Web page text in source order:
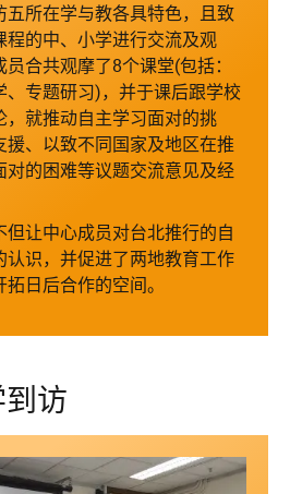
五所在学与教各具特色，且致
程的中、小学进行交流及观
合共观摩了8个课堂(包括：
、专题研习)，并于课后跟学校
，就推动自主学习面对的挑
援、以致不同国家及地区在推
对的困难等议题交流意见及经
但让中心成员对台北推行的自
认识，并促进了两地教育工作
日后合作的空间。
访